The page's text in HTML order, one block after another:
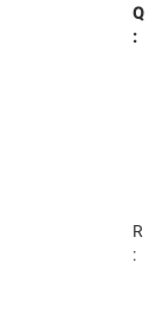
Q
:
R
: